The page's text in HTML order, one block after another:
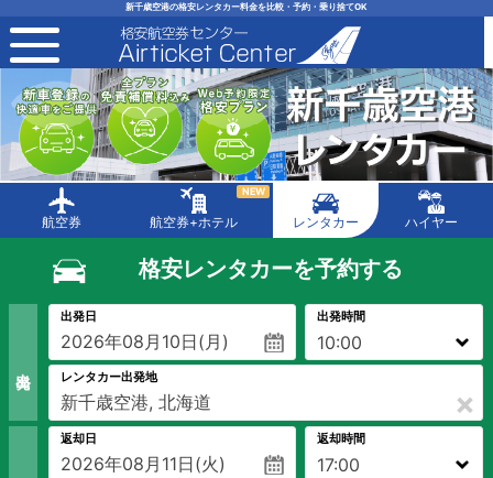
新千歳空港の格安レンタカー料金を比較・予約・乗り捨てOK
toggle navigation
航空券 航空券+ホテル
NEW
レンタカー ハイヤー
格安レンタカーを予約する
出発日 出発時間
レンタカー出発地
×
返却日 返却時間